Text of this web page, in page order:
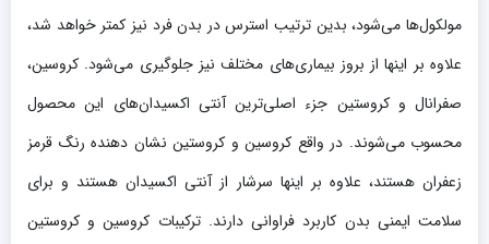
مولکول‌ها می‌شود، بدین ترتیب استرس در بدن فرد نیز کمتر خواهد شد،
علاوه بر اینها از بروز بیماری‌های مختلف نیز جلوگیری می‌شود. کروسین،
صفرانال و کروستین جزء اصلی‌ترین آنتی اکسیدان‌های این محصول
محسوب می‌شوند. در واقع کروسین و کروستین نشان دهنده رنگ قرمز
زعفران هستند، علاوه بر اینها سرشار از آنتی اکسیدان هستند و برای
سلامت ایمنی بدن کاربرد فراوانی دارند. ترکیبات کروسین و کروستین